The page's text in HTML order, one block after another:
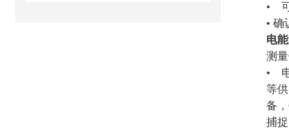
•
• 确
电
测
•
等
备
捕